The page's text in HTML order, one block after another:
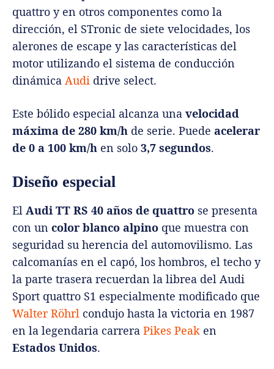
quattro y en otros componentes como la
dirección, el STronic de siete velocidades, los
alerones de escape y las características del
motor utilizando el sistema de conducción
dinámica Audi drive select.
Este bólido especial alcanza una velocidad
máxima de 280 km/h de serie. Puede acelerar
de 0 a 100 km/h en solo 3,7 segundos.
Diseño especial
El Audi TT RS 40 años de quattro se presenta
con un color blanco alpino que muestra con
seguridad su herencia del automovilismo. Las
calcomanías en el capó, los hombros, el techo y
la parte trasera recuerdan la librea del Audi
Sport quattro S1 especialmente modificado que
Walter Röhrl condujo hasta la victoria en 1987
en la legendaria carrera Pikes Peak en
Estados Unidos.